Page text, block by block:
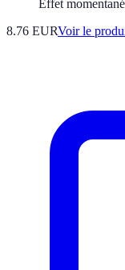
Effet
8.76 EURVoir le